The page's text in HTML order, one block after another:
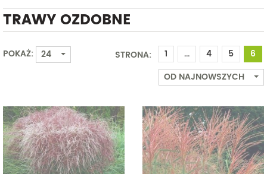
PAŹDZIERNIK
LISTOPAD
GRUDZIEŃ
SIERPIEŃ
WRZESIEŃ
LISTOPAD
Od Do
TRAWY OZDOBNE
POKAŻ: 24 STRONA: 1 ... 4 5
6
OD NAJNOWSZYCH